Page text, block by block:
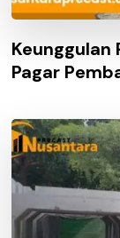
Keunggulan
Pagar